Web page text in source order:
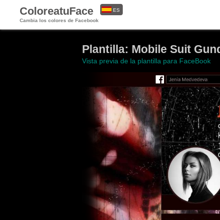
ColoreatuFace
Cambia los colores de Facebook
ES
Plantilla: Mobile Suit
Vista previa de la plantilla para FaceBook